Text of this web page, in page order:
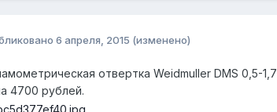
6 апреля, 2015 (изменено)
отвертка Weidmuller DMS 0,5-1,7
4700 рублей.